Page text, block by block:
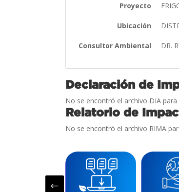
Proyecto
Ubicación
Consultor Ambiental DR.
Declaración de
No se encontró el archivo DIA para
Relatorio de
No se encontró el archivo RIMA
#